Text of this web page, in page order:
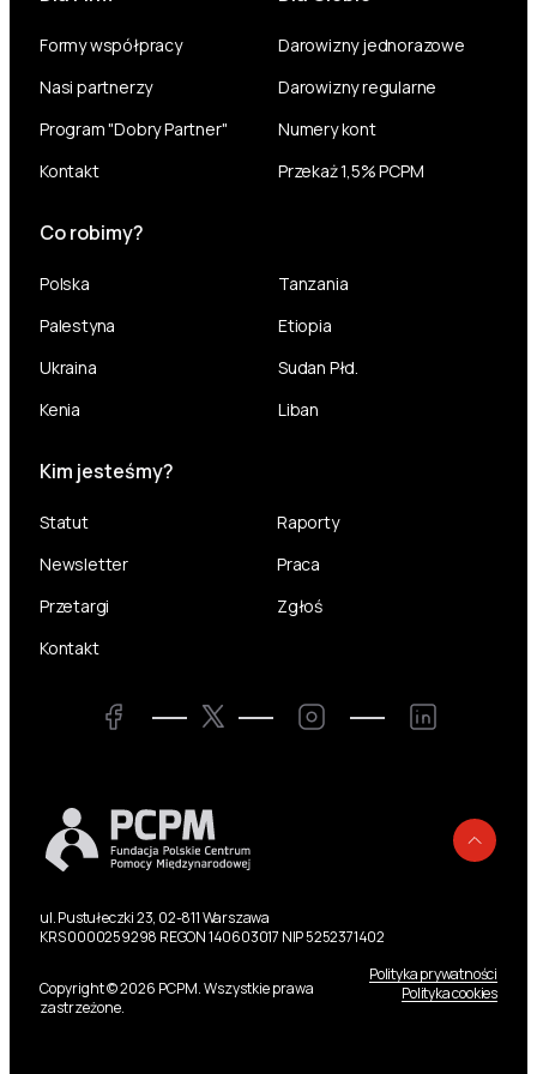
Formy współpracy
Nasi partnerzy
Program "Dobry Partner"
Kontakt
Darowizny jednorazowe
Darowizny regularne
Numery kont
Przekaż 1,5% PCPM
Co robimy?
Polska
Palestyna
Ukraina
Kenia
Tanzania
Etiopia
Sudan Płd.
Liban
Kim jesteśmy?
Statut
Raporty
Newsletter
Praca
Przetargi
Zgłoś
Kontakt
Facebook Twitter Instagram LinkedIn
ul. Pustułeczki 23, 02-811 Warszawa
KRS 0000259298 REGON 140603017 NIP 5252371402
Copyright © 2026 PCPM. Wszystkie prawa
zastrzeżone.
Polityka prywatności
Polityka cookies